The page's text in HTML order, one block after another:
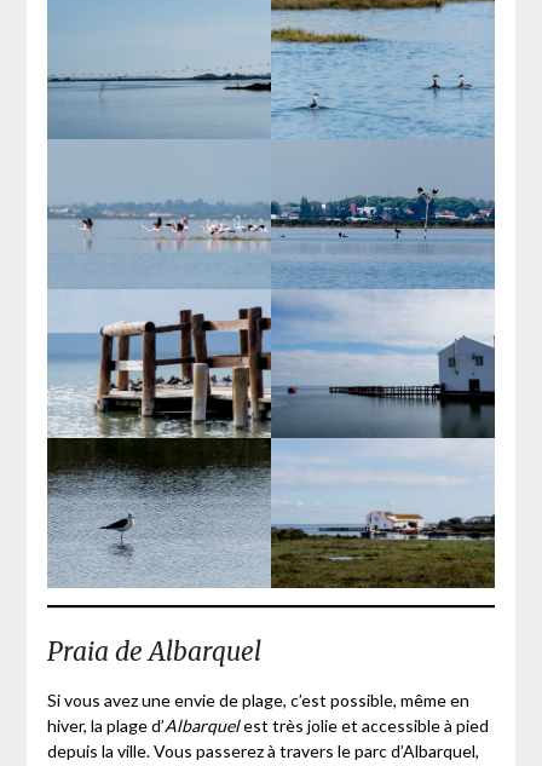
Praia de Albarquel
Si vous avez une envie de plage, c’est possible, même en
hiver, la plage d’Albarquelest très jolie et accessible à pied
depuis la ville. Vous passerez à travers le parc d’Albarquel,